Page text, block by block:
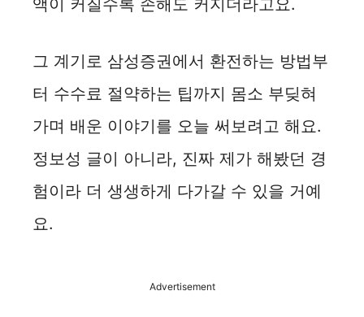
액이 커질수록 손해도 커지더라고요.
그 계기로 삼성증권에서 환전하는 방법부
터 수수료 절약하는 팁까지 몸소 부딪혀
가며 배운 이야기를 오늘 써보려고 해요.
정보성 글이 아니라, 진짜 제가 해봤던 경
험이라 더 생생하게 다가갈 수 있을 거예
요.
Advertisement